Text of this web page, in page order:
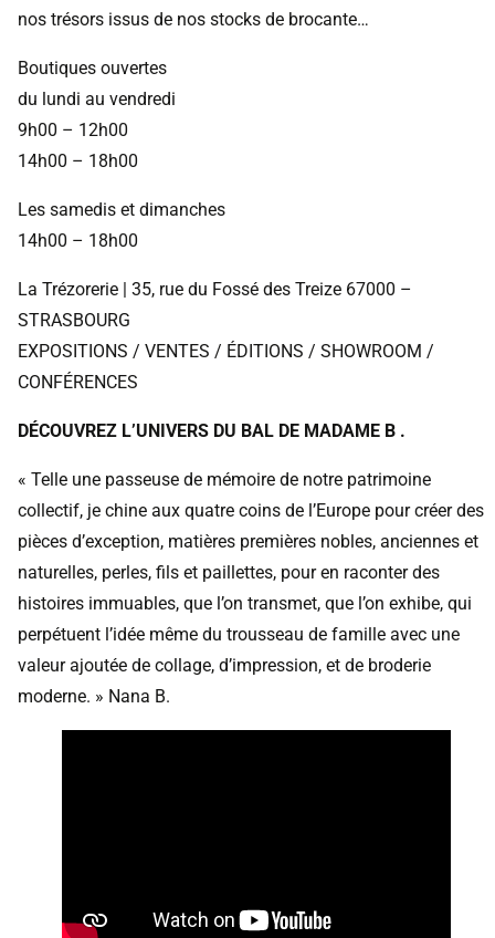
nos trésors issus de nos stocks de brocante…
Boutiques ouvertes
du lundi au vendredi
9h00 – 12h00
14h00 – 18h00
Les samedis et dimanches
14h00 – 18h00
La Trézorerie | 35, rue du Fossé des Treize 67000 –
STRASBOURG
EXPOSITIONS / VENTES / ÉDITIONS / SHOWROOM /
CONFÉRENCES
DÉCOUVREZ L’UNIVERS DU BAL DE MADAME B .
« Telle une passeuse de mémoire de notre patrimoine
collectif, je chine aux quatre coins de l’Europe pour créer des
pièces d’exception, matières premières nobles, anciennes et
naturelles, perles, fils et paillettes, pour en raconter des
histoires immuables, que l’on transmet, que l’on exhibe, qui
perpétuent l’idée même du trousseau de famille avec une
valeur ajoutée de collage, d’impression, et de broderie
moderne. » Nana B.